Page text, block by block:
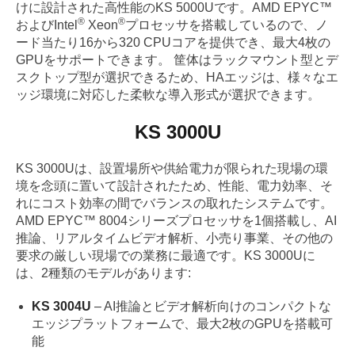
けに設計された高性能のKS 5000Uです。AMD EPYC™
およびIntel ® Xeon®プロセッサを搭載しているので、ノ
ード当たり16から320 CPUコアを提供でき、最大4枚の
GPUをサポートできます。 筐体はラックマウント型とデ
スクトップ型が選択できるため、HAエッジは、様々なエ
ッジ環境に対応した柔軟な導入形式が選択できます。
KS 3000U
KS 3000Uは、設置場所や供給電力が限られた現場の環
境を念頭に置いて設計されたため、性能、電力効率、そ
れにコスト効率の間でバランスの取れたシステムです。
AMD EPYC™ 8004シリーズプロセッサを1個搭載し、AI
推論、リアルタイムビデオ解析、小売り事業、その他の
要求の厳しい現場での業務に最適です。KS 3000Uに
は、2種類のモデルがあります:
KS 3004U – AI推論とビデオ解析向けのコンパクトな
エッジプラットフォームで、最大2枚のGPUを搭載可
能